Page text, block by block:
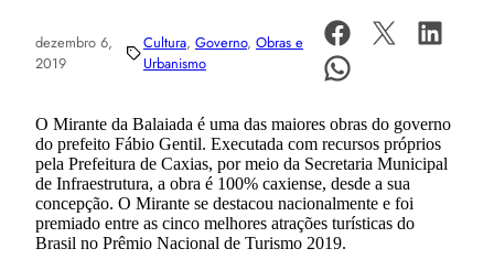
dezembro 6,
2019
Cultura, Governo, Obras e
Urbanismo
O Mirante da Balaiada é uma das maiores obras do governo
do prefeito Fábio Gentil. Executada com recursos próprios
pela Prefeitura de Caxias, por meio da Secretaria Municipal
de Infraestrutura, a obra é 100% caxiense, desde a sua
concepção. O Mirante se destacou nacionalmente e foi
premiado entre as cinco melhores atrações turísticas do
Brasil no Prêmio Nacional de Turismo 2019.